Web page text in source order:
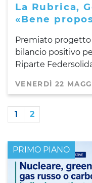
La Rubrica,
«Bene
Premiato progetto
bilancio positivo
Riparte
VENERDÌ 22
1 2
PRIMO PIANO